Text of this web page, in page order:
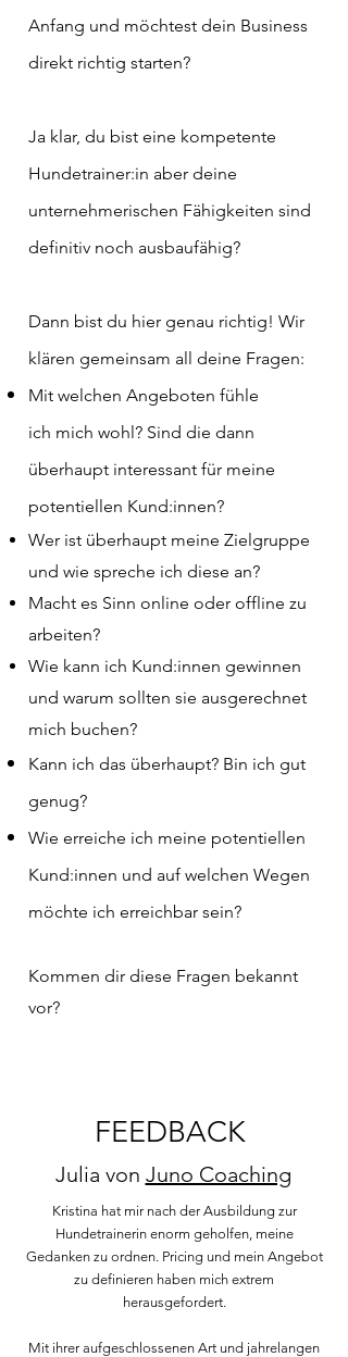
Anfang und möchtest dein Business
direkt richtig starten?
Ja klar, du bist eine kompetente
Hundetrainer:in aber deine
unternehmerischen Fähigkeiten sind
definitiv noch ausbaufähig?
Dann bist du hier genau richtig! Wir
klären gemeinsam all deine Fragen:
Mit welchen Angeboten fühle
ich mich wohl? Sind die dann
überhaupt interessant für meine
potentiellen Kund:innen?
Wer ist überhaupt meine Zielgruppe
und wie spreche ich diese an?
Macht es Sinn online oder offline zu
arbeiten?
Wie kann ich Kund:innen gewinnen
und warum sollten sie ausgerechnet
mich buchen?
Kann ich das überhaupt? Bin ich gut
genug?
Wie erreiche ich meine potentiellen
Kund:innen und auf welchen Wegen
möchte ich erreichbar sein?
Kommen dir diese Fragen bekannt
vor?
FEEDBACK
Julia von Juno Coaching
Kristina hat mir nach der Ausbildung zur
Hundetrainerin enorm geholfen, meine
Gedanken zu ordnen. Pricing und mein Angebot
zu definieren haben mich extrem
herausgefordert.
Mit ihrer aufgeschlossenen Art und jahrelangen